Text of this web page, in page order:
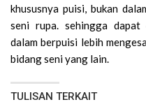
khususnya puisi, bukan
seni rupa. sehingga dapat
dalam berpuisi lebih
bidang seni yang lain.
TULISAN TERKAIT